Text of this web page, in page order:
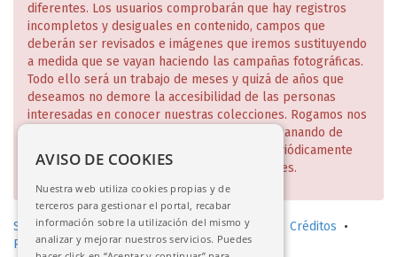
Compartir esta noticia
Vaciado de la Flora Farnese adquirido por Velázquez
en 1650. RABASFV-002/ Flora Grande, Museo
Archeologico Nazionale di Napoli, inv. 6409
Compartir esta noticia
diferentes. Los usuarios comprobarán que hay registros
incompletos y desiguales en contenido, campos que
deberán ser revisados e imágenes que iremos sustituyendo
a medida que se vayan haciendo las campañas fotográficas.
Todo ello será un trabajo de meses y quizá de años que
deseamos no demore la accesibilidad de las personas
interesadas en conocer nuestras colecciones. Rogamos nos
disculpen estas deficiencias que iremos subsanando de
manera escalonada y de lo cual daremos periódicamente
cuenta en nuestra página web y redes sociales.
Solicitud de consulta en sala (investigadores) Créditos •
Política de privacidad•Aviso legal
AVISO DE COOKIES
Nuestra web utiliza cookies propias y de
terceros para gestionar el portal, recabar
información sobre la utilización del mismo y
analizar y mejorar nuestros servicios. Puedes